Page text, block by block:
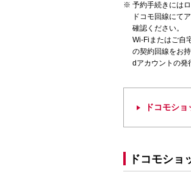
予約手続きには
ドコモ回線にて
確認ください。
Wi-Fiまたはご自
の契約回線をお
dアカウントの発
ドコモシ
ドコモショ